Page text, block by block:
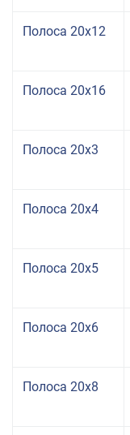
Полоса 20x12
Полоса 20x16
Полоса 20x3
Полоса 20x4
Полоса 20x5
Полоса 20x6
Полоса 20x8